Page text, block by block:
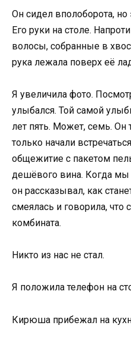
Он сидел вполоборота, но
Его руки на столе.
волосы, собранные в
рука лежала поверх её
Я увеличила фото.
улыбался. Той самой
лет пять. Может, семь. Он
только начали
общежитие с пакетом
дешёвого вина. Когда мы
он рассказывал, как
смеялась и говорила, что
комбината.
Никто из нас не стал.
Я положила телефон на
Кирюша прибежал на